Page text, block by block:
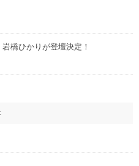
橋ひかりが登壇決定！